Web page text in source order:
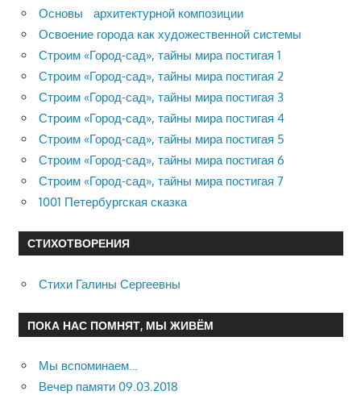
Основы архитектурной композиции
Освоение города как художественной системы
Строим «Город-сад», тайны мира постигая 1
Строим «Город-сад», тайны мира постигая 2
Строим «Город-сад», тайны мира постигая 3
Строим «Город-сад», тайны мира постигая 4
Строим «Город-сад», тайны мира постигая 5
Строим «Город-сад», тайны мира постигая 6
Строим «Город-сад», тайны мира постигая 7
1001 Петербургская сказка
СТИХОТВОРЕНИЯ
Стихи Галины Сергеевны
ПОКА НАС ПОМНЯТ, МЫ ЖИВЁМ
Мы вспоминаем…
Вечер памяти 09.03.2018